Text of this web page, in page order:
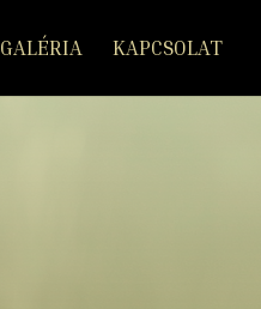
GALÉRIA KAPCSOLAT